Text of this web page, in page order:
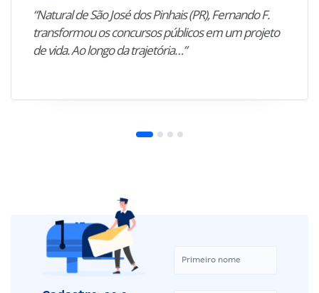
“Natural de São José dos Pinhais (PR), Fernando F.
transformou os concursos públicos em um projeto
de vida. Ao longo da trajetória…”